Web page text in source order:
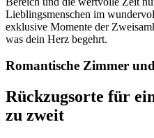
Lieblingsmenschen im
exklusive Momente der
was dein Herz begehrt.
Romantische Zimmer
Rückzugsorte für
zu zweit